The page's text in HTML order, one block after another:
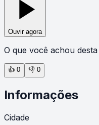
Ouvir agora
O que você achou
👍 0 👎 0
Informações
Cidade